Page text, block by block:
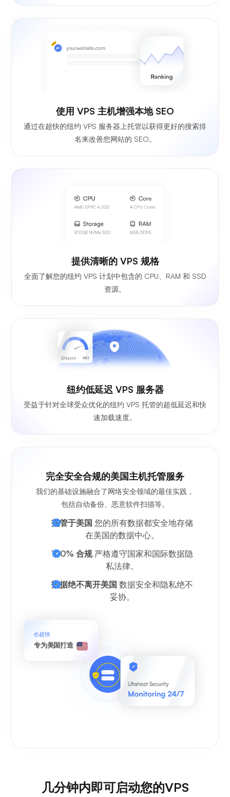
使用 VPS 主机增强本地 SEO
通过在超快的纽约 VPS 服务器上托管以获得更好的搜索排
名来改善您网站的 SEO。
提供清晰的 VPS 规格
全面了解您的纽约 VPS 计划中包含的 CPU、RAM 和 SSD
资源。
纽约低延迟 VPS 服务器
受益于针对全球受众优化的纽约 VPS 托管的超低延迟和快
速加载速度。
完全安全合规的美国主机托管服务
我们的基础设施融合了网络安全领域的最佳实践，
包括自动备份、恶意软件扫描等。
托管于美国 您的所有数据都安全地存储
在美国的数据中心。
100% 合规严格遵守国家和国际数据隐
私法律。
数据绝不离开美国 数据安全和隐私绝不
妥协。
超快
专为美国打造
几分钟内即可启动您的VPS